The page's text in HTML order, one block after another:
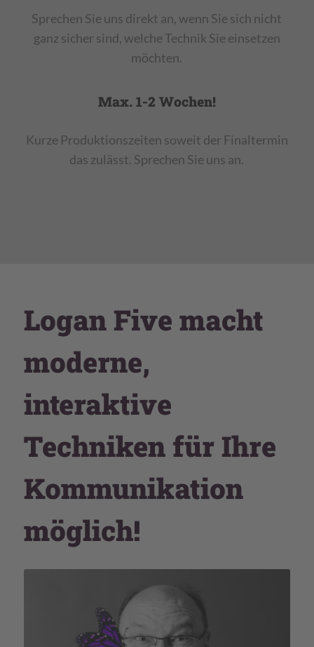
Sprechen Sie uns direkt an, wenn Sie sich nicht
ganz sicher sind, welche Technik Sie einsetzen
möchten.
Max. 1-2 Wochen!
Kurze Produktionszeiten soweit der Finaltermin
das zulässt. Sprechen Sie uns an.
Logan Five macht
moderne,
interaktive
Techniken für Ihre
Kommunikation
möglich!